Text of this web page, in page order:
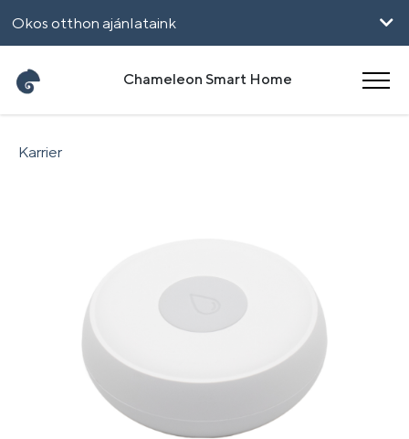
Okos otthon ajánlataink
Vállalkozásoknak
UpHome
Karrier
Chameleon Smart Home